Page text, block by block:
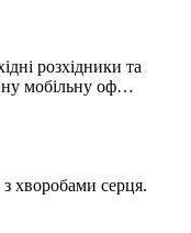
розхідники та
мобільну оф…